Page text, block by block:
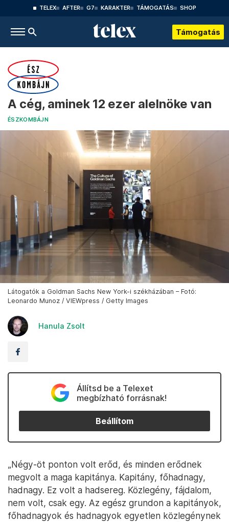
TELEX AFTER G7 KARAKTER TÁMOGATÁS SHOP
Támogatás
A cég, aminek 12 ezer alelnöke van
ÉSZKOMBÁJN
Látogatók a Goldman Sachs New York-i székházában – Fotó:
Leonardo Munoz / VIEWpress / Getty Images
Hanula Zsolt
Állítsd be a Telexet
megbízható forrásnak!
Beállítom
„Négy-öt ponton volt erőd, és minden erődnek
megvolt a maga kapitánya. Kapitány, főhadnagy,
hadnagy. Ez volt a hadsereg. Közlegény, fájdalom,
nem volt, csak egy. Az egész grundon a kapitányok,
főhadnagyok és hadnagyok egyetlen közlegénynek